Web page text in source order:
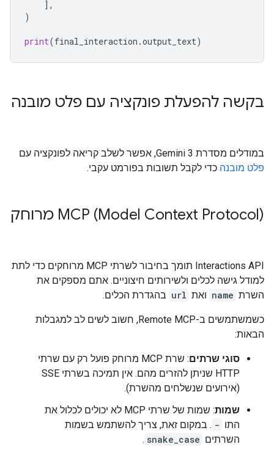
],
)
print(final_interaction .output_text)
בקשה להפעלת פונקציה עם פלט מובנה
במודלים מסדרת Gemini 3, אפשר לשלב קריאה לפונקציה עם
פלט מובנה כדי לקבל תשובות בפורמט עקבי.
‫MCP (Model Context Protocol) מרוחק
‫Interactions API תומך בחיבור לשרתי MCP מרוחקים כדי לתת
למודל גישה לכלים ולשירותים חיצוניים. אתם מספקים את
השרת name ואת url בהגדרת הכלים.
כשמשתמשים ב-Remote MCP, חשוב לשים לב למגבלות
הבאות:
סוגי שרתים
: שרת MCP מרוחק פועל רק עם שרתי
HTTP שניתן להזרים מהם. אין תמיכה בשרתי SSE
(אירועים שנשלחים מהשרת).
שמות
: שמות של שרתי MCP לא יכולים לכלול את
התו - . במקום זאת, צריך להשתמש בשמות
השרתים snake_case
.